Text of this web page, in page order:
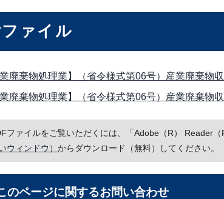
ァイル
業廃棄物処理業】（省令様式第06号）産業廃棄物
業廃棄物処理業】（省令様式第06号）産業廃棄物
ファイルをご覧いただくには、「Adobe（R） Reader
ウィンドウ） からダウンロード（無料）してください。
のページに関するお問い合わせ